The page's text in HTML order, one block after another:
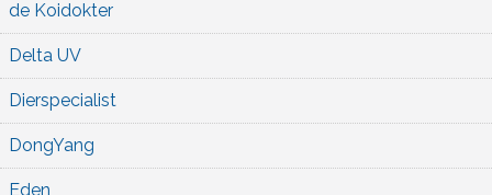
de Koidokter
Delta UV
Dierspecialist
DongYang
Eden